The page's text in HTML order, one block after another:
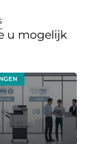
u mogelijk